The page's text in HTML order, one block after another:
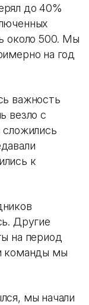
до 40%
около 500. Мы
на год
важность
везло с
сложились
к
Другие
на период
команды мы
мы начали